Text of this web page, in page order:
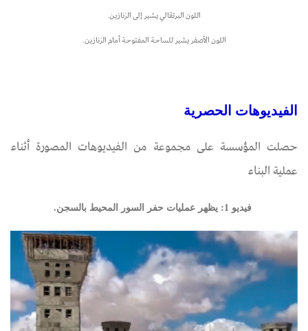
​​​​​​​اللون البرتقالي يشير إلى الزنازين.
اللون الأصفر يشير للساحة المفتوحة أمام الزنازين.
الفيديوهات الحصرية
حصلت المؤسسة على مجموعة من الفيديوهات المصورة أثناء
عملية البناء
فيديو 1: يظهر عمليات حفر السور المحيط بالسجن.​​​​​​​